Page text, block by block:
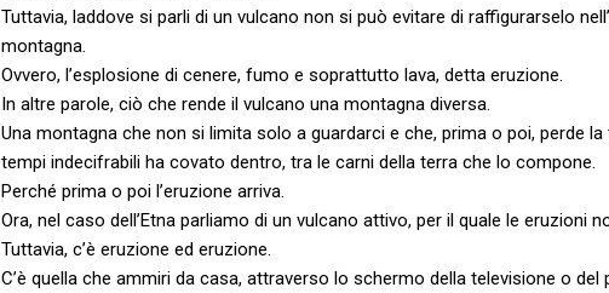
Tuttavia, laddove si parli di un vulcano non si può evitare di raffigurarselo
montagna.
Ovvero, l’esplosione di cenere, fumo e soprattutto lava, detta eruzione.
In altre parole, ciò che rende il vulcano una montagna diversa.
Una montagna che non si limita solo a guardarci e che, prima o poi, perde
tempi indecifrabili ha covato dentro, tra le carni della terra che lo compone.
Perché prima o poi l’eruzione arriva.
Ora, nel caso dell’Etna parliamo di un vulcano attivo, per il quale le eruzioni
Tuttavia, c’è eruzione ed eruzione.
C’è quella che ammiri da casa, attraverso lo schermo della televisione o